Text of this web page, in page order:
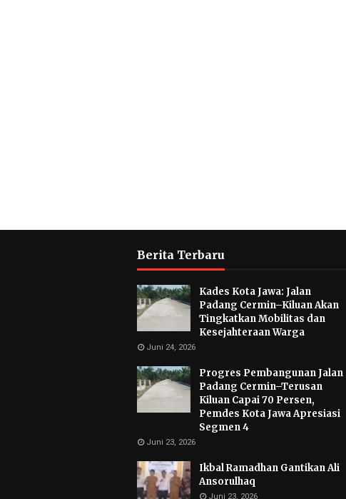
Berita Terbaru
Kades Kota Jawa: Jalan
Padang Cermin–Kiluan Akan
Tingkatkan Mobilitas dan
Kesejahteraan Warga
Juni 24, 2026
Progres Pembangunan Jalan
Padang Cermin–Terusan
Kiluan Capai 70 Persen,
Pemdes Kota Jawa Apresiasi
Segmen 4
Juni 23, 2026
Ikbal Ramadhan Gantikan Ali
Ansorulhaq
Juni 23, 2026